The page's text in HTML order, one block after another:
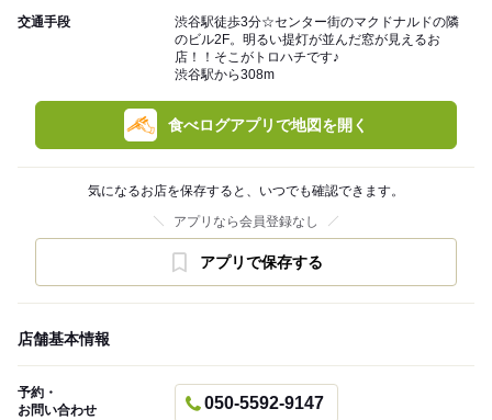
交通手段
渋谷駅徒歩3分☆センター街のマクドナルドの隣
のビル2F。明るい提灯が並んだ窓が見えるお
店！！そこがトロハチです♪
渋谷駅から308m
食べログアプリで地図を開く
気になるお店を保存すると、いつでも確認できます。
アプリなら会員登録なし
アプリで保存する
店舗基本情報
予約・
お問い合わせ
050-5592-9147